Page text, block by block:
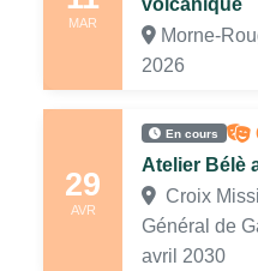
MAR
Morne-
2026
29
AVR
En cours
Atelier Bélè
Croix
Général de
avril 2030